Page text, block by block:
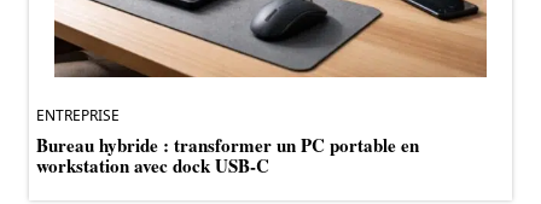
ENTREPRISE
Bureau hybride : transformer un PC portable en
workstation avec dock USB-C